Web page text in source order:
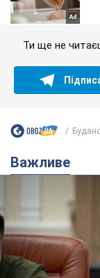
Ти ще не
Важливе